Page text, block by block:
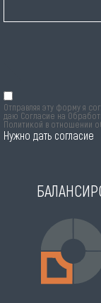
Отправляя эту форму я
даю Согласие на
Политикой в отношении
Нужно дать согласие